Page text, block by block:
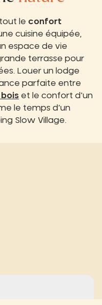
le confort
cuisine équipée,
espace de vie
terrasse pour
Louer un lodge
parfaite entre
et le confort d’un
le temps d’un
Slow Village.